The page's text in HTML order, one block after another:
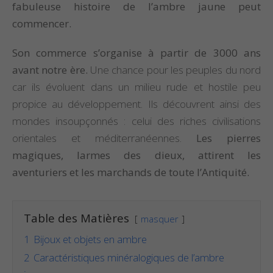
fabuleuse histoire de l’ambre jaune peut
commencer.
Son commerce s’organise à partir de 3000 ans
avant notre ère. Une chance pour les peuples du nord
car ils évoluent dans un milieu rude et hostile peu
propice au développement. Ils découvrent ainsi des
mondes insoupçonnés : celui des riches civilisations
orientales et méditerranéennes. Les pierres
magiques, larmes des dieux, attirent les
aventuriers et les marchands de toute l’Antiquité.
Table des Matières masquer
1 Bijoux et objets en ambre
2 Caractéristiques minéralogiques de l’ambre